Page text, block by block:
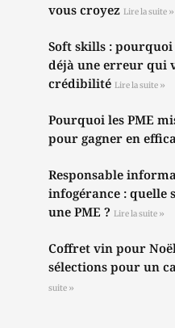
vous croyez Lire la suite »
Soft skills :
déjà une erreur qui
crédibilité Lire la suite »
Pourquoi les PME
pour gagner en
Responsable
infogérance :
une PME ? Lire la suite »
Coffret vin pour
sélections pour un
suite »